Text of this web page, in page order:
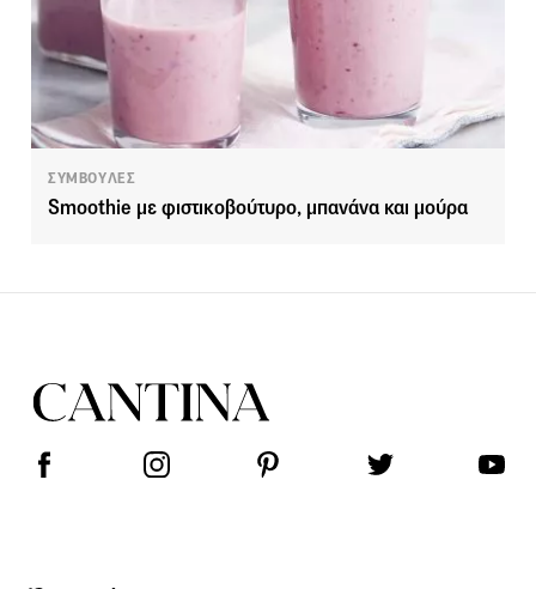
ΣΥΜΒΟΥΛΕΣ
Smoothie με φιστικοβούτυρο, μπανάνα και μούρα